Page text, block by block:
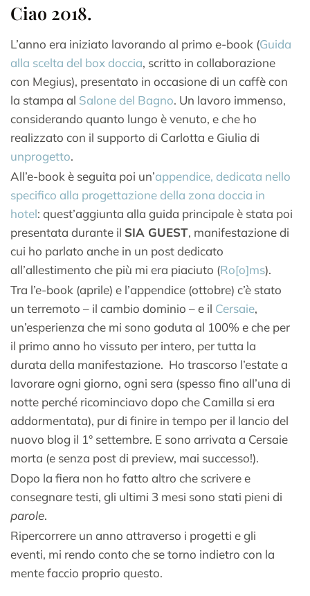
Ciao 2018.
L’anno era iniziato lavorando al primo e-book (Guida
alla scelta del box doccia, scritto in collaborazione
con Megius), presentato in occasione di un caffè con
la stampa al Salone del Bagno. Un lavoro immenso,
considerando quanto lungo è venuto, e che ho
realizzato con il supporto di Carlotta e Giulia di
unprogetto.
All’e-book è seguita poi un’appendice, dedicata nello
specifico alla progettazione della zona doccia in
hotel: quest’aggiunta alla guida principale è stata poi
presentata durante il SIA GUEST, manifestazione di
cui ho parlato anche in un post dedicato
all’allestimento che più mi era piaciuto (Ro[o]ms).
Tra l’e-book (aprile) e l’appendice (ottobre) c’è stato
un terremoto – il cambio dominio – e il Cersaie,
un’esperienza che mi sono goduta al 100% e che per
il primo anno ho vissuto per intero, per tutta la
durata della manifestazione. Ho trascorso l’estate a
lavorare ogni giorno, ogni sera (spesso fino all’una di
notte perché ricominciavo dopo che Camilla si era
addormentata), pur di finire in tempo per il lancio del
nuovo blog il 1° settembre. E sono arrivata a Cersaie
morta (e senza post di preview, mai successo!).
Dopo la fiera non ho fatto altro che scrivere e
consegnare testi, gli ultimi 3 mesi sono stati pieni di
parole.
Ripercorrere un anno attraverso i progetti e gli
eventi, mi rendo conto che se torno indietro con la
mente faccio proprio questo.